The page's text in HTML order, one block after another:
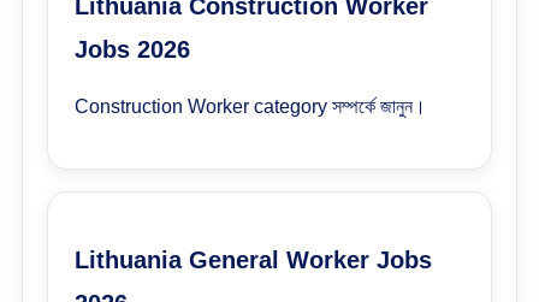
Lithuania Construction Worker
Jobs 2026
Construction Worker category সম্পর্কে জানুন।
Lithuania General Worker Jobs